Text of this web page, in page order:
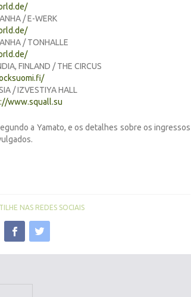
/ E-WERK
/ TONHALLE
FINLAND / THE CIRCUS
/ IZVESTIYA HALL
www.squall.su
a Yamato, e os detalhes sobre os ingressos
NAS REDES SOCIAIS